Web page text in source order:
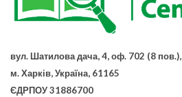
вул. Шатилова дача, 4, оф. 702 (8 пов.),
м. Харків, Україна, 61165
ЄДРПОУ 31886700